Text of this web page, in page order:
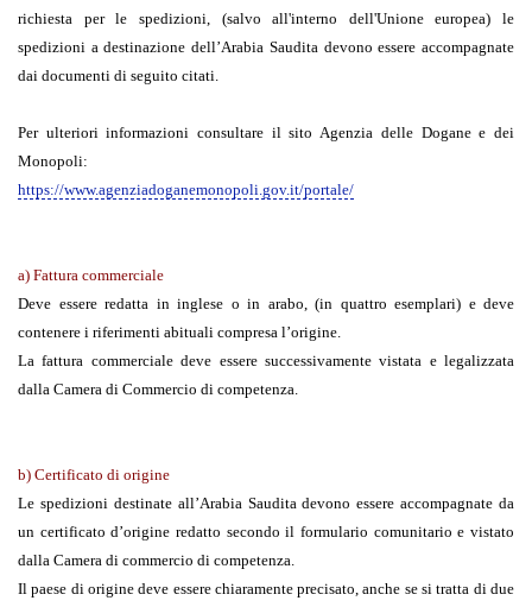
richiesta per le spedizioni, (salvo all'interno dell'Unione europea) le
spedizioni a destinazione dell’Arabia Saudita devono essere accompagnate
dai documenti di seguito citati.
Per ulteriori informazioni consultare il sito Agenzia delle Dogane e dei
Monopoli:
https://www.agenziadoganemonopoli.gov.it/portale/
a) Fattura commerciale
Deve essere redatta in inglese o in arabo, (in quattro esemplari) e deve
contenere i riferimenti abituali compresa l’origine.
La fattura commerciale deve essere successivamente vistata e legalizzata
dalla Camera di Commercio di competenza.
b) Certificato di origine
Le spedizioni destinate all’Arabia Saudita devono essere accompagnate da
un certificato d’origine redatto secondo il formulario comunitario e vistato
dalla Camera di commercio di competenza.
Il paese di origine deve essere chiaramente precisato, anche se si tratta di due